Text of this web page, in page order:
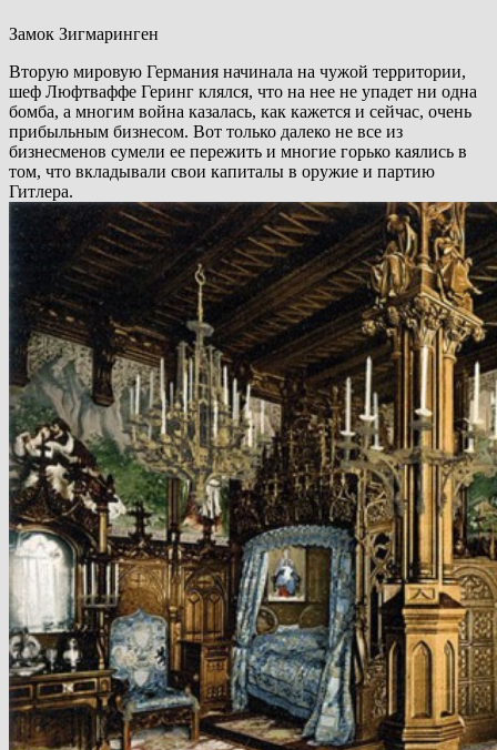
Замок Зигмаринген
Вторую мировую Германия начинала на чужой территории,
шеф Люфтваффе Геринг клялся, что на нее не упадет ни одна
бомба, а многим война казалась, как кажется и сейчас, очень
прибыльным бизнесом. Вот только далеко не все из
бизнесменов сумели ее пережить и многие горько каялись в
том, что вкладывали свои капиталы в оружие и партию
Гитлера.